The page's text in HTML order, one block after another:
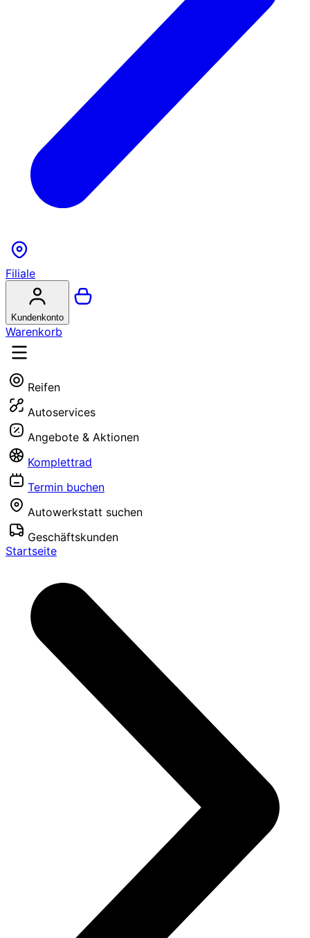
Filiale
Kundenkonto
Warenkorb
Reifen
Autoservices
Angebote & Aktionen
Komplettrad
Termin buchen
Autowerkstatt suchen
Geschäftskunden
Startseite